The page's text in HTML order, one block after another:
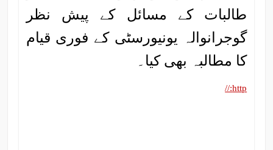
طالبات کے مسائل کے پیش نظر
گوجرانوالہ یونیورسٹی کے فوری قیام
کا مطالبہ بھی کیا۔
http://